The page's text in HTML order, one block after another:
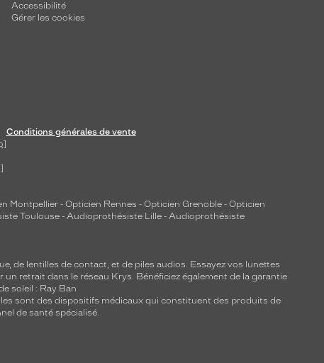
Accessibilité
Gérer les cookies
Conditions générales de vente
]
]
Montpellier - Opticien Rennes - Opticien Grenoble - Opticien
Toulouse - Audioprothésiste Lille - Audioprothésiste
de lentilles de contact, et de piles audios. Essayez vos lunettes
retrait dans le réseau Krys. Bénéficiez également de la garantie
soleil : Ray Ban
sont des dispositifs médicaux qui constituent des produits de
de santé spécialisé.